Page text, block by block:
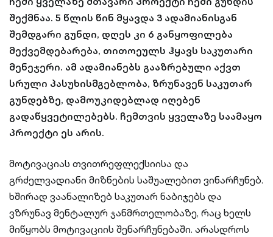
შექმნაა. 5 წლის წინ მყავდა 3 ადამიანისგან
შემდგარი გუნდი, დღეს კი 6 განყოფილება
მექვემდებარება, თითოეულს ჰყავს საკუთარი
მენეჯერი. ამ ადამიანებს გააზრებული აქვთ
სრული პასუხისმგებლობა, ზრუნავენ საკუთარ
გუნდებზე, დამოუკიდებლად იღებენ
გადაწყვეტილებებს. ჩემთვის ყველაზე საამაყო
პროექტი ეს არის.
მოტივაციას თვითრეფლექსიისა და
გრძელვადიანი მიზნების საშუალებით ვინარჩუნებ.
ხშირად ვაანალიზებ საკუთარ ნაბიჯებს და
ვზრუნავ მენტალურ ჯანმრთელობაზე, რაც ხელს
მიწყობს მოტივაციის შენარჩუნებაში. არასდროს